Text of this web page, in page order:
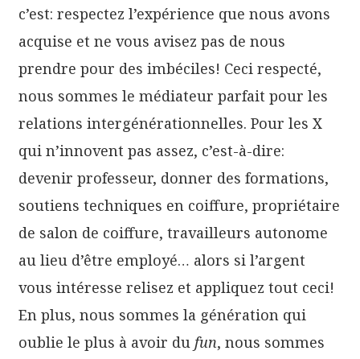
c’est: respectez l’expérience que nous avons
acquise et ne vous avisez pas de nous
prendre pour des imbéciles! Ceci respecté,
nous sommes le médiateur parfait pour les
relations intergénérationnelles. Pour les X
qui n’innovent pas assez, c’est-à-dire:
devenir professeur, donner des formations,
soutiens techniques en coiffure, propriétaire
de salon de coiffure, travailleurs autonome
au lieu d’être employé… alors si l’argent
vous intéresse relisez et appliquez tout ceci!
En plus, nous sommes la génération qui
oublie le plus à avoir du fun, nous sommes